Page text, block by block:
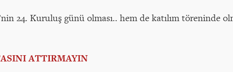
24. Kuruluş günü olması.. hem de katılım töreninde
ATTIRMAYIN